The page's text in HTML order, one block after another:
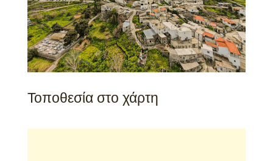
Τοποθεσία στο χάρτη